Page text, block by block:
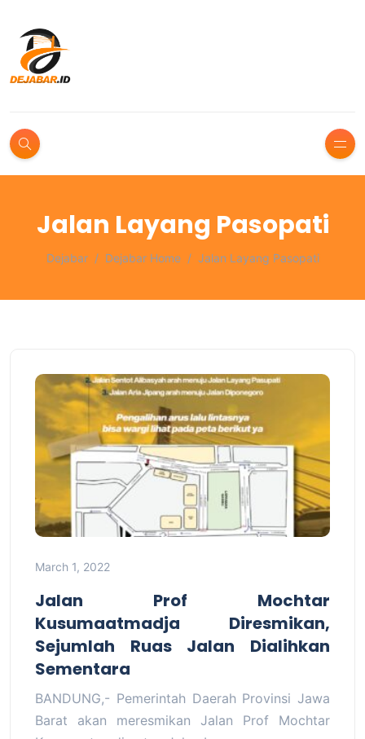
Jalan Layang Pasopati
Dejabar Dejabar Home Jalan Layang Pasopati
March 1, 2022
Jalan Prof Mochtar
Kusumaatmadja Diresmikan,
Sejumlah Ruas Jalan Dialihkan
Sementara
BANDUNG,- Pemerintah Daerah Provinsi Jawa
Barat akan meresmikan Jalan Prof Mochtar